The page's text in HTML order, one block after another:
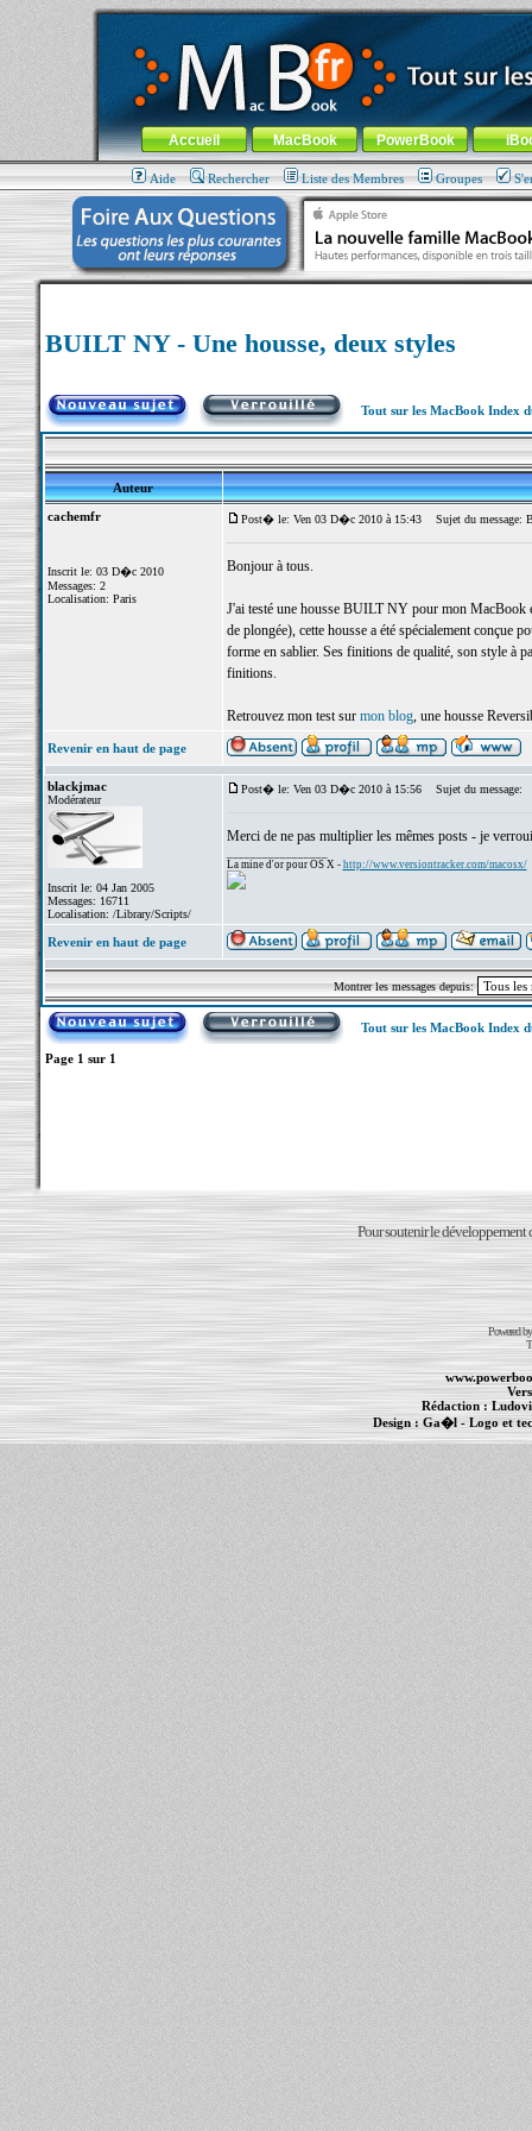
MacBook-fr.com : 100% Apple... 100% nomade !
Aller au contenu-Aller au menu général-Aller au menu de
Menu général
Accueil MacBook PowerBook
Aide Rechercher Liste des Membres Groupes
BUILT NY - Une housse, deux styles
Tout sur les MacBook Index
Auteur
cachemfr
Inscrit le: 03 D�c 2010
Messages: 2
Localisation: Paris
Post� le: Ven 03 D�c 2010 à 15:43 Sujet du message:
Bonjour à tous.
J'ai testé une housse BUILT NY pour mon MacBook
de plongée), cette housse a été spécialement conçue
forme en sablier. Ses finitions de qualité, son style à
finitions.
Retrouvez mon test sur mon blog, une housse
Revenir en haut de page
blackjmac
Modérateur
Inscrit le: 04 Jan 2005
Messages: 16711
Localisation: /Library/Scripts/
Post� le: Ven 03 D�c 2010 à 15:56 Sujet du message:
Merci de ne pas multiplier les mêmes posts - je
La mine d'or pour OS X - http://www.versiontracker.com/macosx/
Revenir en haut de page
Montrer les messages depuis:
Tout sur les MacBook Index
Page 1 sur 1
Pour soutenir le développement
Powered
Rédaction :
Design : Ga�l - Logo et
MacBook Pro-